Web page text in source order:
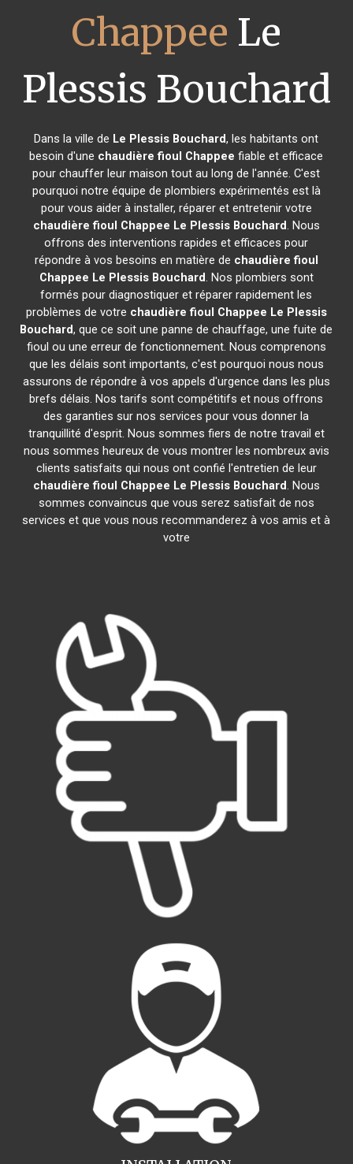
Chappee Le
Plessis Bouchard
Dans la ville de Le Plessis Bouchard, les habitants ont
besoin d'une chaudière fioul Chappee fiable et efficace
pour chauffer leur maison tout au long de l'année. C'est
pourquoi notre équipe de plombiers expérimentés est là
pour vous aider à installer, réparer et entretenir votre
chaudière fioul Chappee Le Plessis Bouchard. Nous
offrons des interventions rapides et efficaces pour
répondre à vos besoins en matière de chaudière fioul
Chappee Le Plessis Bouchard. Nos plombiers sont
formés pour diagnostiquer et réparer rapidement les
problèmes de votre chaudière fioul Chappee Le Plessis
Bouchard, que ce soit une panne de chauffage, une fuite de
fioul ou une erreur de fonctionnement. Nous comprenons
que les délais sont importants, c'est pourquoi nous nous
assurons de répondre à vos appels d'urgence dans les plus
brefs délais. Nos tarifs sont compétitifs et nous offrons
des garanties sur nos services pour vous donner la
tranquillité d'esprit. Nous sommes fiers de notre travail et
nous sommes heureux de vous montrer les nombreux avis
clients satisfaits qui nous ont confié l'entretien de leur
chaudière fioul Chappee Le Plessis Bouchard. Nous
sommes convaincus que vous serez satisfait de nos
services et que vous nous recommanderez à vos amis et à
votre